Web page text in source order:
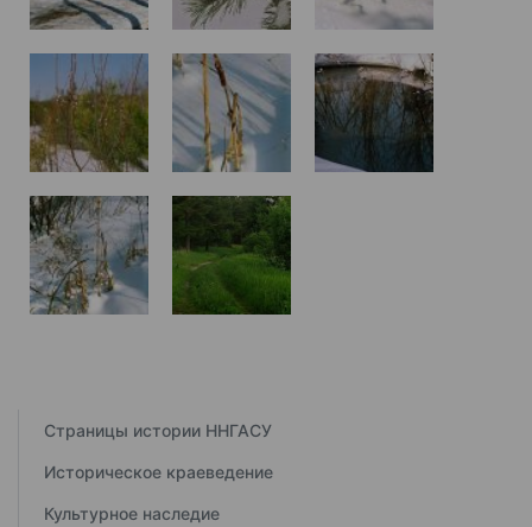
Страницы истории ННГАСУ
Историческое краеведение
Культурное наследие